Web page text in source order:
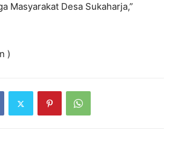
Masyarakat Desa Sukaharja,”
)